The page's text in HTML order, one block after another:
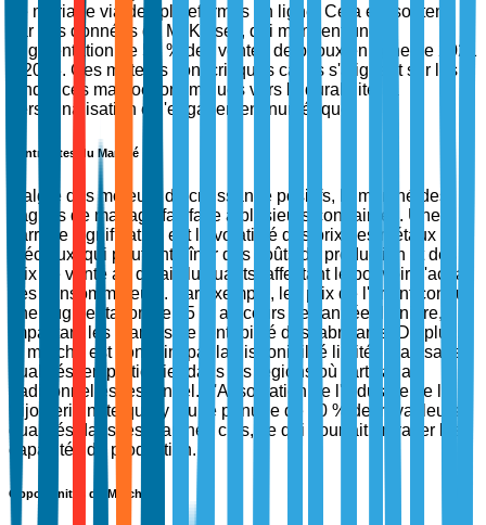
de mariage via des plateformes en ligne. Cela est soutenu
par des données de McKinsey, qui montrent une
augmentation de 50 % des ventes de bijoux en ligne de 2021
à 2023. Ces moteurs sont critiques car ils s'alignent sur les
tendances macroéconomiques vers la durabilité, la
personnalisation et l'engagement numérique.
Contraintes du Marché
Malgré des moteurs de croissance positifs, le marché des
bagues de mariage fait face à plusieurs contraintes. Une
barrière significative est la volatilité des prix des métaux
précieux, qui peut entraîner des coûts de production et des
prix de vente au détail fluctuants, affectant le pouvoir d'achat
des consommateurs. Par exemple, les prix de l'or ont connu
une augmentation de 25 % au cours de l'année dernière,
impactant les marges de rentabilité des fabricants. De plus,
le marché est contraint par la disponibilité limitée d'artisans
qualifiés, en particulier dans les régions où l'artisanat
traditionnel est essentiel. L'Association de l'Industrie de la
Bijouterie note qu'il y a une pénurie de 20 % de travailleurs
qualifiés dans les marchés clés, ce qui pourrait entraver les
capacités de production.
Opportunités du Marché